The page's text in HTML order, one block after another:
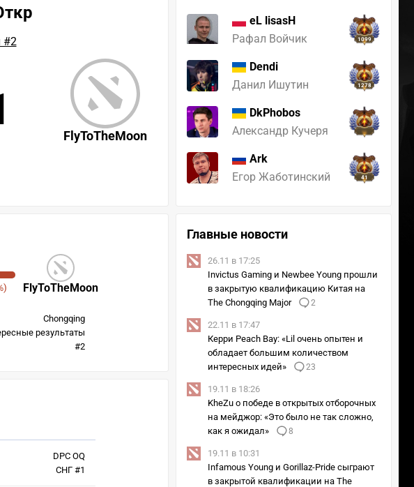
eL lisasH
Рафал Войчик
1099
Dendi
Данил Ишутин
1278
DkPhobos
Александр Кучеря
Ark
Егор Жаботинский
41
#2
FlyToTheMoon
FlyToTheMoon
Chongqing
результаты
#2
DPC OQ
СНГ #1
Главные новости
26.11 в 17:25
Invictus Gaming и Newbee Young прошли
в закрытую квалификацию Китая на
The Chongqing Major
2
22.11 в 17:47
Керри Peach Bay: «Lil очень опытен и
обладает большим количеством
интересных идей»
23
19.11 в 18:26
KheZu о победе в открытых отборочных
на мейджор: «Это было не так сложно,
как я ожидал»
8
19.11 в 10:31
Infamous Young и Gorillaz-Pride сыграют
в закрытой квалификации на The